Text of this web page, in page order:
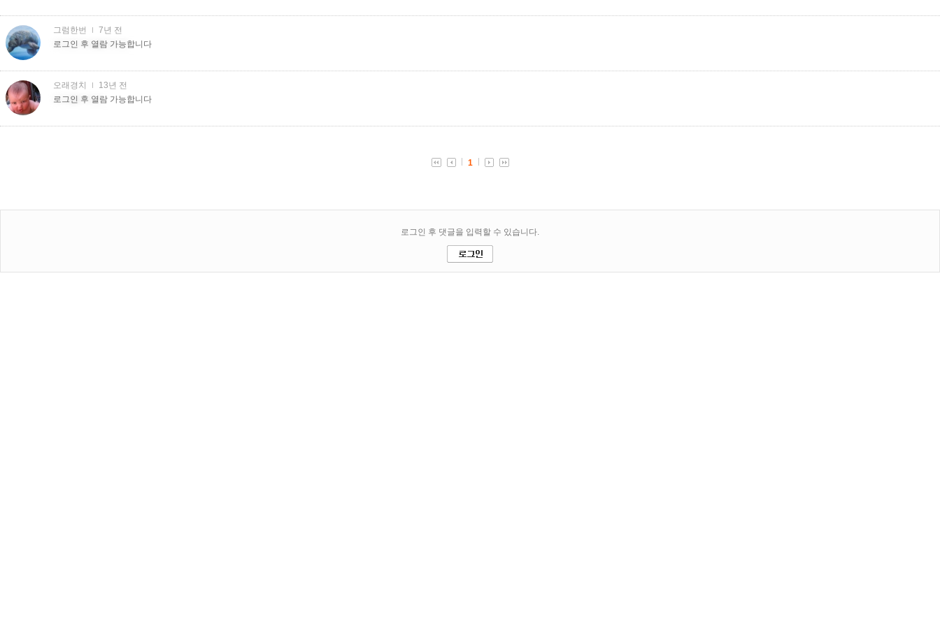
그럼한번
7년 전
더치트더치�더치트
로그인 후 열람 가능합니다
오래경치
13년 전
더치�더치트
로그인 후 열람 가능합니다
1
로그인 후 댓글을 입력할 수 있습니다.